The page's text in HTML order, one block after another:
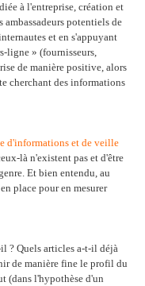
à l'entreprise, création et
potentiels de
et en s'appuyant
ligne » (fournisseurs,
de manière positive, alors
cherchant des informations
d'informations et de veille
là n'existent pas et d'être
Et bien entendu, au
place pour en mesurer
? Quels articles a-t-il déjà
de manière fine le profil du
(dans l'hypothèse d'un